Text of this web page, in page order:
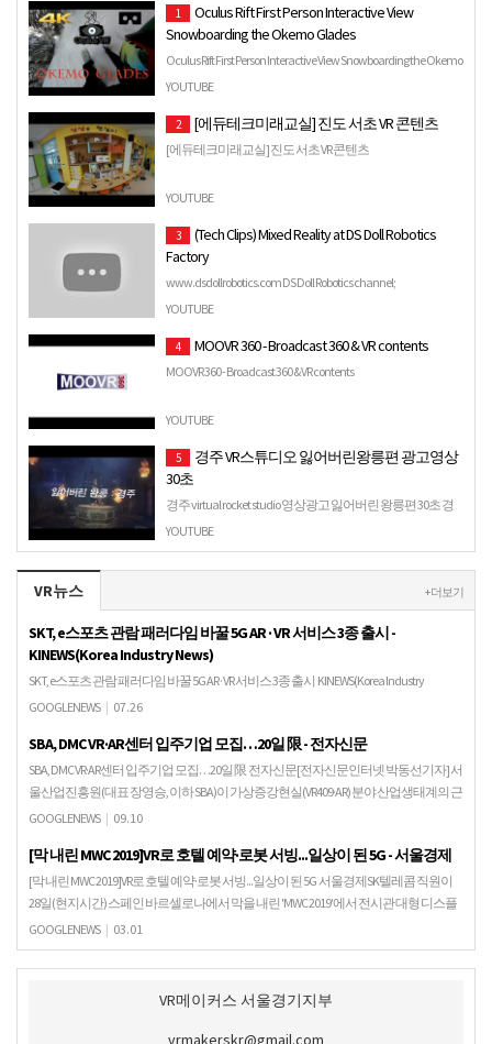
1
Oculus Rift First Person Interactive View
Snowboarding the Okemo Glades
Oculus Rift First Person Interactive View Snowboarding the Okemo
Glades '''''''''''''''''''''''''''''''''Time to Bust ou…
YOUTUBE
2 [에듀테크미래교실] 진도 서초 VR 콘텐츠
[에듀테크미래교실] 진도 서초 VR 콘텐츠
YOUTUBE
3
(Tech Clips) Mixed Reality at DS Doll Robotics
Factory
www.dsdollrobotics.com DS Doll Robotics channel;
https://www.youtube.com/channel/UCygIoj5IPEuTu7aM8tLABZw
YOUTUBE
4 MOOVR 360 - Broadcast 360 & VR contents
MOOVR 360 - Broadcast 360 & VR contents
YOUTUBE
5
경주 VR스튜디오 잃어버린왕릉편 광고영상
30초
경주 virtual rocket studio 영상광고 잃어버린 왕릉편 30초 경
북 경주시 보문로 407 (경주보문단지, 경주조선온천호텔)
전국최대 VR테마파크 수백가지...
YOUTUBE
VR뉴스 + 더보기
SKT, e스포츠 관람 패러다임 바꿀 5G AR · VR 서비스 3종 출시 -
KINEWS(Korea Industry News)
SKT, e스포츠 관람 패러다임 바꿀 5G AR · VR 서비스 3종 출시 KINEWS(Korea Industry
News)SK텔레콤은 e스포츠 관람 패러다임을 바꿀 5G AR(증강현실) · VR(가상현실) 서비
GOOGLENEWS | 07.26
SBA, DMC VR·AR센터 입주기업 모집…20일 限 - 전자신문
SBA, DMC VR·AR센터 입주기업 모집…20일 限 전자신문[전자신문인터넷 박동선기자] 서
울산업진흥원(대표 장영승, 이하 SBA)이 가상증강현실(VR409·AR) 분야 산업생태계의 근
간을 단단히 하기 위한 관련…
GOOGLENEWS | 09.10
[막 내린 MWC 2019]VR로 호텔 예약·로봇 서빙...일상이 된 5G - 서울경제
[막 내린 MWC 2019]VR로 호텔 예약·로봇 서빙...일상이 된 5G 서울경제SK텔레콤 직원이
28일(현지시간) 스페인 바르셀로나에서 막을 내린 'MWC 2019'에서 전시관 대형 디스플
레이를 통해 태극기의 …
GOOGLENEWS | 03.01
VR메이커스 서울경기지부
vrmakerskr@gmail.com